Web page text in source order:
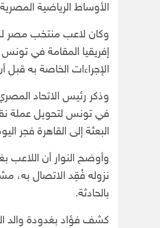
الأوساط الرياضية
وكان لاعب منتخب مصر
إفريقيا المقامة في
الإجراءات الخاصة به
وذكر رئيس الاتحاد
في تونس لتحويل عملة
البعثة إلى القاهرة فجر
وأوضح النوار أن اللاعب
نزوله فُقِد الاتصال به،
بالحادثة.
كشف فؤاد بغدودة والد